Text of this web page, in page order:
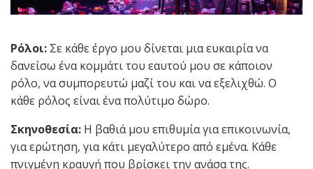
Ρόλοι: Σε κάθε έργο μου δίνεται μια ευκαιρία να
δανείσω ένα κομμάτι του εαυτού μου σε κάποιον
ρόλο, να συμπορευτώ μαζί του και να εξελιχθώ. Ο
κάθε ρόλος είναι ένα πολύτιμο δώρο.
Σκηνοθεσία: Η βαθιά μου επιθυμία για επικοινωνία,
για ερώτηση, για κάτι μεγαλύτερο από εμένα. Κάθε
πνιγμένη κραυγή που βρίσκει την ανάσα της.